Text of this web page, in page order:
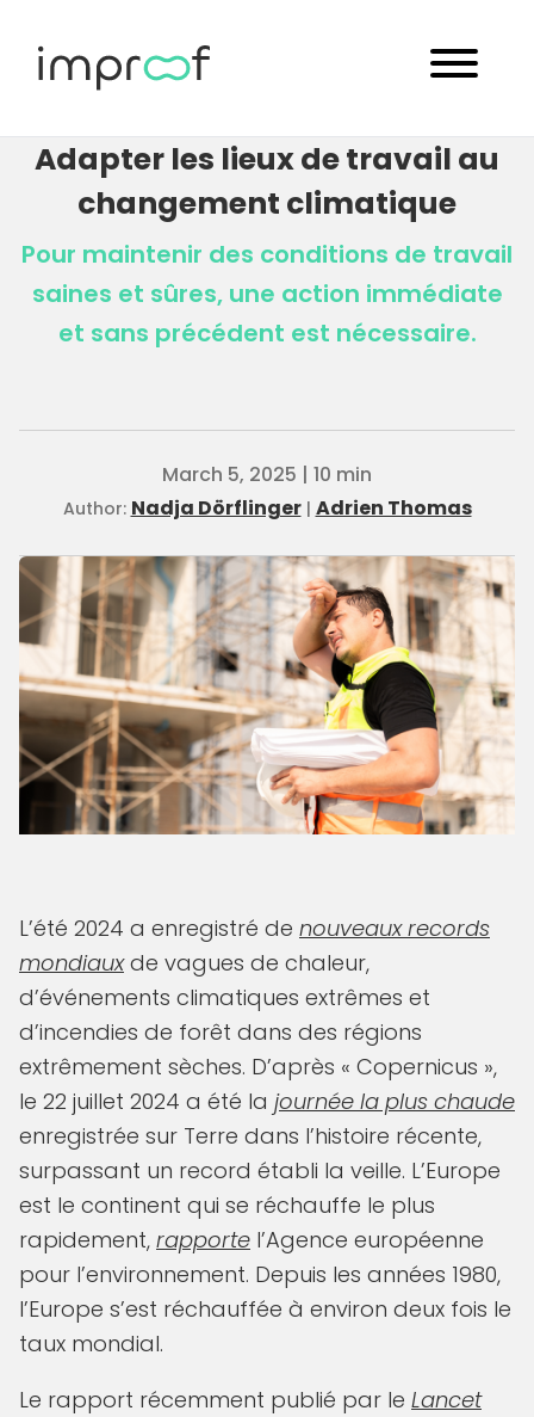
Adapter les lieux de travail au
changement climatique
Pour maintenir des conditions de travail
saines et sûres, une action immédiate
et sans précédent est nécessaire.
March 5, 2025 | 10 min
Author: Nadja Dörflinger | Adrien Thomas
L’été 2024 a enregistré de nouveaux records
mondiauxde vagues de chaleur,
d’événements climatiques extrêmes et
d’incendies de forêt dans des régions
extrêmement sèches. D’après « Copernicus »,
le 22 juillet 2024 a été la journée la plus chaude
enregistrée sur Terre dans l’histoire récente,
surpassant un record établi la veille. L’Europe
est le continent qui se réchauffe le plus
rapidement, rapporte l’Agence européenne
pour l’environnement. Depuis les années 1980,
l’Europe s’est réchauffée à environ deux fois le
taux mondial.
Le rapport récemment publié par le Lancet